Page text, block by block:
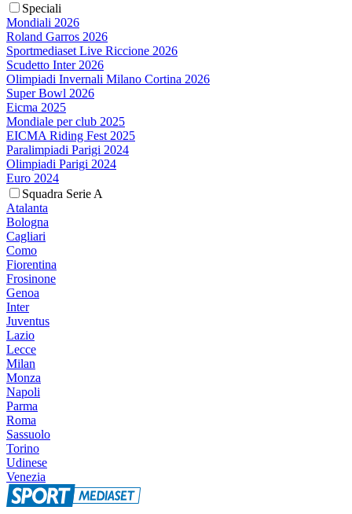
Speciali
Mondiali 2026
Roland Garros 2026
Sportmediaset Live Riccione 2026
Scudetto Inter 2026
Olimpiadi Invernali Milano Cortina 2026
Super Bowl 2026
Eicma 2025
Mondiale per club 2025
EICMA Riding Fest 2025
Paralimpiadi Parigi 2024
Olimpiadi Parigi 2024
Euro 2024
Squadra Serie A
Atalanta
Bologna
Cagliari
Como
Fiorentina
Frosinone
Genoa
Inter
Juventus
Lazio
Lecce
Milan
Monza
Napoli
Parma
Roma
Sassuolo
Torino
Udinese
Venezia